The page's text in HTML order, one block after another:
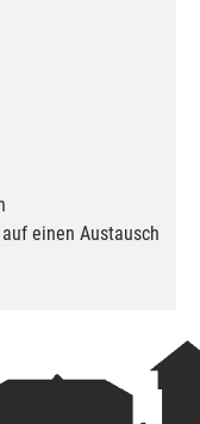
einen Austausch